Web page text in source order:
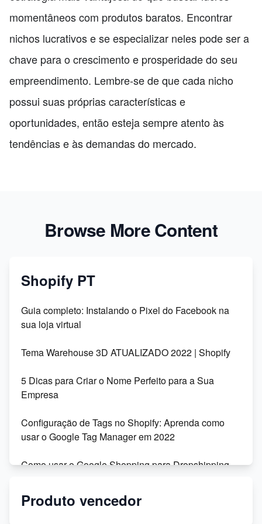
momentâneos com produtos baratos. Encontrar
nichos lucrativos e se especializar neles pode ser a
chave para o crescimento e prosperidade do seu
empreendimento. Lembre-se de que cada nicho
possui suas próprias características e
oportunidades, então esteja sempre atento às
tendências e às demandas do mercado.
Browse More Content
Shopify PT
Guia completo: Instalando o Pixel do Facebook na
sua loja virtual
Tema Warehouse 3D ATUALIZADO 2022 | Shopify
5 Dicas para Criar o Nome Perfeito para a Sua
Empresa
Configuração de Tags no Shopify: Aprenda como
usar o Google Tag Manager em 2022
Como usar o Google Shopping para Dropshipping
Migração da Shoptime para o DSync: Recursos,
Produto vencedor